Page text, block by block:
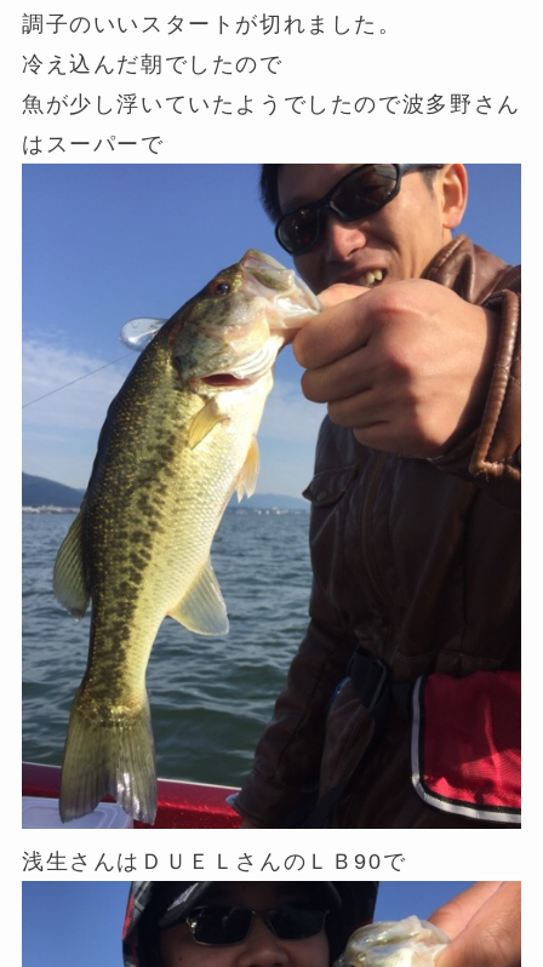
調子のいいスタートが切れました。
冷え込んだ朝でしたので
魚が少し浮いていたようでしたので波多野さん
はスーパーで
浅生さんはＤＵＥＬさんのＬＢ90で